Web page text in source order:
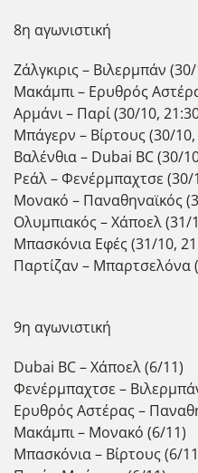
8η αγωνιστική
Ζάλγκιρις – Βιλερμπάν
Μακάμπι – Ερυθρός
Αρμάνι – Παρί (30/10,
Μπάγερν – Βίρτους (30/10,
Βαλένθια – Dubai BC (30/
Ρεάλ – Φενέρμπαχτσε (30/
Μονακό – Παναθηναϊκός
Ολυμπιακός – Χάποελ (31/
Μπασκόνια Εφές (31/10,
Παρτίζαν – Μπαρτσελόνα
9η αγωνιστική
Dubai BC – Χάποελ (6/11)
Φενέρμπαχτσε –
Ερυθρός Αστέρας –
Μακάμπι – Μονακό (6/11)
Μπασκόνια – Βίρτους (6/